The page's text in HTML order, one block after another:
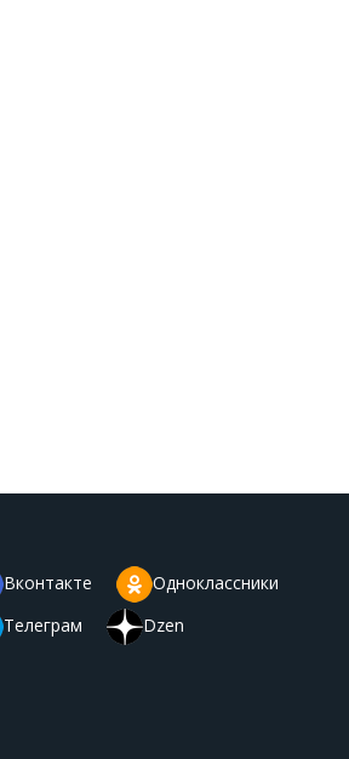
Вконтакте
Одноклассники
Телеграм
Dzen